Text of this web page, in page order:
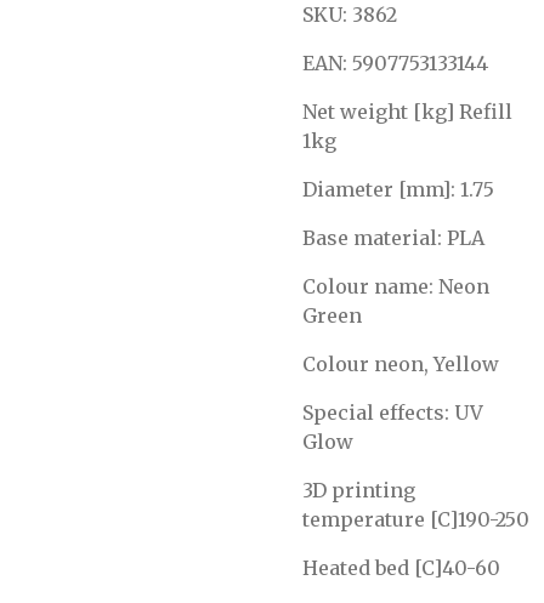
SKU: 3862
EAN: 5907753133144
Net weight [kg] Refill
1kg
Diameter [mm]: 1.75
Base material: PLA
Colour name: Neon
Green
Colour neon, Yellow
Special effects: UV
Glow
3D printing
temperature [C]190-250
Heated bed [C]40-60